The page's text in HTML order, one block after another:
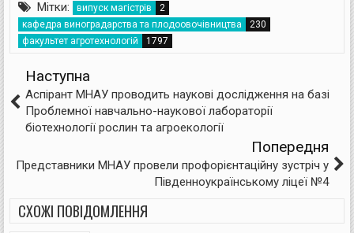
Мітки:
випуск магістрів
кафедра виноградарства та плодоовочівництва
факультет агротехнологій
Наступна
Аспірант МНАУ проводить наукові дослідження на базі
Проблемної навчально-наукової лабораторії
біотехнології рослин та агроекології
Попередня
Представники МНАУ провели профорієнтаційну зустріч у
Південноукраїнському ліцеї №4
СХОЖІ ПОВІДОМЛЕННЯ